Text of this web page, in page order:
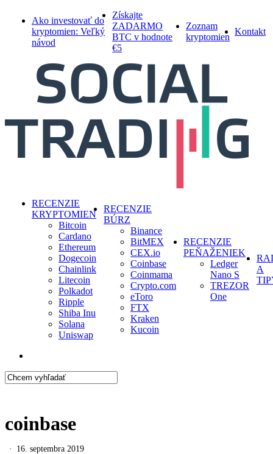
content
Ako investovať do
kryptomien: Veľký
návod
Získajte
ZADARMO
BTC v hodnote
€5
Zoznam
kryptomien
Kontakt
search
Menu
RECENZIE
KRYPTOMIEN
Bitcoin
Cardano
Ethereum
Dogecoin
Chainlink
Litecoin
Polkadot
Ripple
Shiba Inu
Solana
Uniswap
RECENZIE
BÚRZ
Binance
BitMEX
CEX.io
Coinbase
Coinmama
Crypto.com
eToro
FTX
Kraken
Kucoin
RECENZIE
PEŇAŽENIEK
Ledger
Nano S
TREZOR
One
A
coinbase
16. septembra 2019